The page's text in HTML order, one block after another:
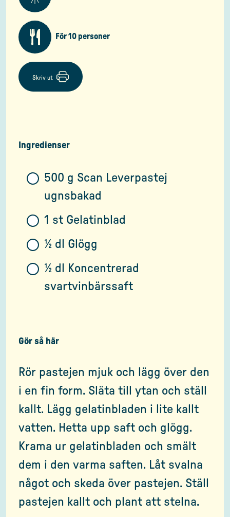
För 10 personer
Skriv ut
Ingredienser
500 g Scan Leverpastej
ugnsbakad
1 st Gelatinblad
½ dl Glögg
½ dl Koncentrerad
svartvinbärssaft
Gör så här
Rör pastejen mjuk och lägg över den
i en fin form. Släta till ytan och ställ
kallt. Lägg gelatinbladen i lite kallt
vatten. Hetta upp saft och glögg.
Krama ur gelatinbladen och smält
dem i den varma saften. Låt svalna
något och skeda över pastejen. Ställ
pastejen kallt och plant att stelna.